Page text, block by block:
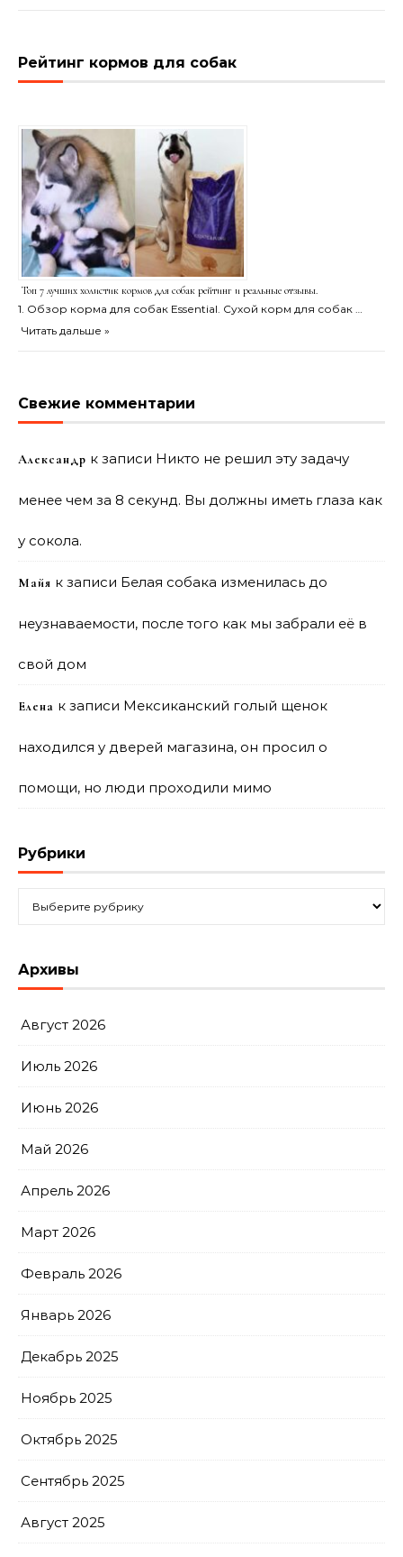
Рейтинг кормов для собак
Топ 7 лучших холистик кормов для собак рейтинг и реальные отзывы.
1. Обзор корма для собак Essential. Сухой корм для собак …
Читать дальше »
Свежие комментарии
Александр к записи Никто не решил эту задачу
менее чем за 8 секунд. Вы должны иметь глаза как
у сокола.
Майя к записи Белая собака изменилась до
неузнаваемости, после того как мы забрали её в
свой дом
Елена к записи Мексиканский голый щенок
находился у дверей магазина, он просил о
помощи, но люди проходили мимо
Рубрики
Архивы
Август 2026
Июль 2026
Июнь 2026
Май 2026
Апрель 2026
Март 2026
Февраль 2026
Январь 2026
Декабрь 2025
Ноябрь 2025
Октябрь 2025
Сентябрь 2025
Август 2025